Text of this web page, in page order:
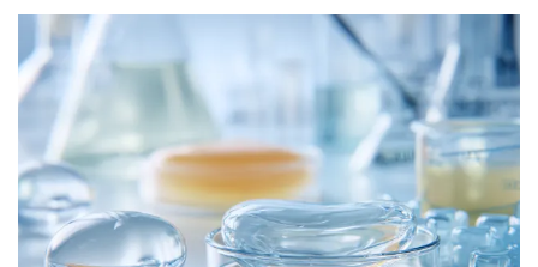
медийных программ активно ищут
способы замедлить старение. Одним из
самых обсуждаемых «секретов» является
добавка NAD+, которая, как
предполагается, помогает не только
справиться с низким уровнем энергии, но и
с проблемами кожи, такими как обвисание
и потеря упругости.